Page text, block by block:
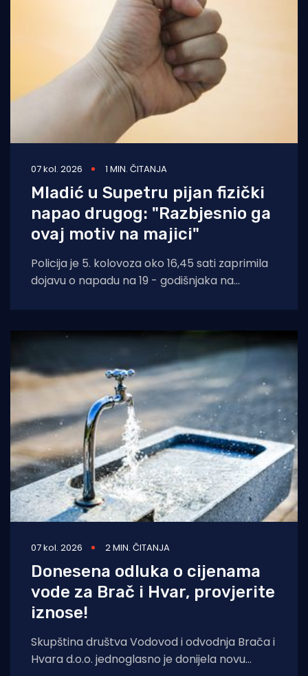
07 kol. 2026 1 MIN. ČITANJA
Mladić u Supetru pijan fizički
napao drugog: "Razbjesnio ga
ovaj motiv na majici"
Policija je 5. kolovoza oko 16,45 sati zaprimila
dojavu o napadu na 19 - godišnjaka na
07 kol. 2026 2 MIN. ČITANJA
Donesena odluka o cijenama
vode za Brač i Hvar, provjerite
iznose!
Skupština društva Vodovod i odvodnja Brača i
Hvara d.o.o. jednoglasno je donijela novu